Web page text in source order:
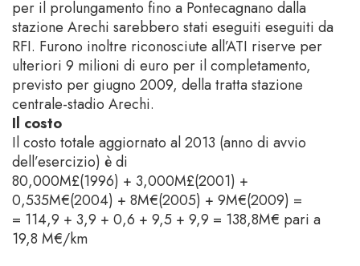
per il prolungamento fino a Pontecagnano dalla
stazione Arechi sarebbero stati eseguiti eseguiti da
RFI. Furono inoltre riconosciute all’ATI riserve per
ulteriori 9 milioni di euro per il completamento,
previsto per giugno 2009, della tratta stazione
centrale-stadio Arechi.
Il costo
Il costo totale aggiornato al 2013 (anno di avvio
dell’esercizio) è di
80,000M£(1996) + 3,000M£(2001) +
0,535M€(2004) + 8M€(2005) + 9M€(2009) =
= 114,9 + 3,9 + 0,6 + 9,5 + 9,9 = 138,8M€ pari a
19,8 M€/km